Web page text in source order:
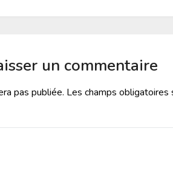
un commentaire
pas publiée. Les champs obligatoires